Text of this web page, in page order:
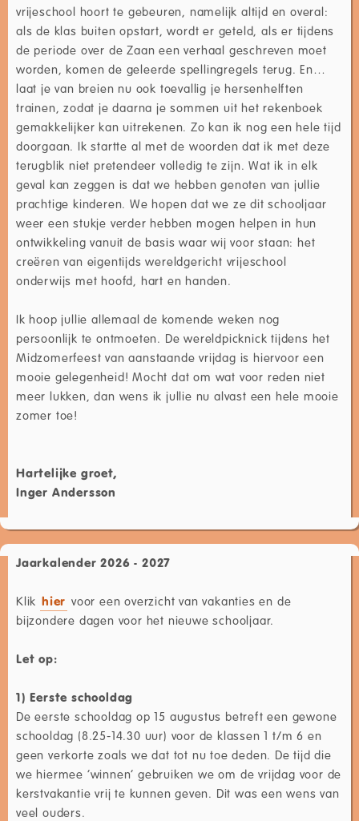
vrijeschool hoort te gebeuren, namelijk altijd en overal:
als de klas buiten opstart, wordt er geteld, als er tijdens
de periode over de Zaan een verhaal geschreven moet
worden, komen de geleerde spellingregels terug. En…
laat je van breien nu ook toevallig je hersenhelften
trainen, zodat je daarna je sommen uit het rekenboek
gemakkelijker kan uitrekenen. Zo kan ik nog een hele tijd
doorgaan. Ik startte al met de woorden dat ik met deze
terugblik niet pretendeer volledig te zijn. Wat ik in elk
geval kan zeggen is dat we hebben genoten van jullie
prachtige kinderen. We hopen dat we ze dit schooljaar
weer een stukje verder hebben mogen helpen in hun
ontwikkeling vanuit de basis waar wij voor staan: het
creëren van eigentijds wereldgericht vrijeschool
onderwijs met hoofd, hart en handen.
Ik hoop jullie allemaal de komende weken nog
persoonlijk te ontmoeten. De wereldpicknick tijdens het
Midzomerfeest van aanstaande vrijdag is hiervoor een
mooie gelegenheid! Mocht dat om wat voor reden niet
meer lukken, dan wens ik jullie nu alvast een hele mooie
zomer toe!
Hartelijke groet,
Inger Andersson
Jaarkalender 2026 - 2027
Klik hier voor een overzicht van vakanties en de
bijzondere dagen voor het nieuwe schooljaar.
Let op:
1) Eerste schooldag
De eerste schooldag op 15 augustus betreft een gewone
schooldag (8.25-14.30 uur) voor de klassen 1 t/m 6 en
geen verkorte zoals we dat tot nu toe deden. De tijd die
we hiermee ‘winnen’ gebruiken we om de vrijdag voor de
kerstvakantie vrij te kunnen geven. Dit was een wens van
veel ouders.